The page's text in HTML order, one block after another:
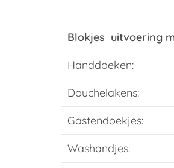
Blokjes uitvoering
Handdoeken:
Douchelakens:
Gastendoekjes:
Washandjes: